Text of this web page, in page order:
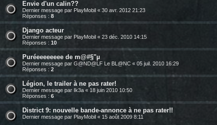
Envie d'un calin??
Dernier message par PlayMobil « 30 avr. 2012 21:23
Réponses : 8
Django acteur
Dernier message par PlayMobil « 23 déc. 2010 14:15
Réponses : 10
Puréeeeeeeee de m@#§"µ
Dernier message par G@ND@LF Le BL@NC « 05 juil. 2010 16:29
Réponses : 2
Légion, le trailer à ne pas rater!
Dernier message par Ik3a « 18 juin 2010 10:50
Réponses : 6
District 9: nouvelle bande-annonce à ne pas rater!!
Dernier message par PlayMobil « 15 août 2009 8:11